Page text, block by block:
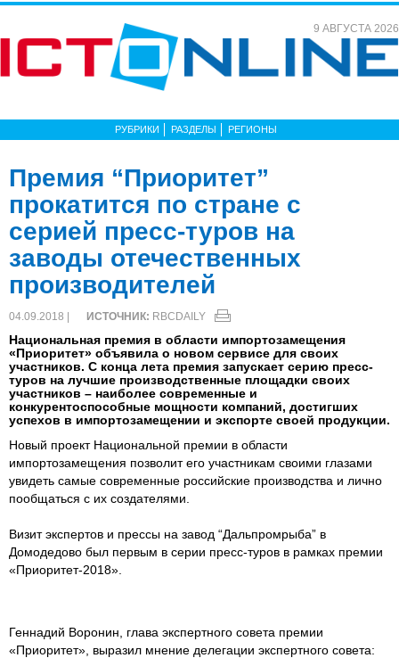
9 АВГУСТА 2026
РУБРИКИ РАЗДЕЛЫ РЕГИОНЫ
Премия “Приоритет”
прокатится по стране с
серией пресс-туров на
заводы отечественных
производителей
04.09.2018 | ИСТОЧНИК: RBCDAILY
Национальная премия в области импортозамещения
«Приоритет» объявила о новом сервисе для своих
участников. С конца лета премия запускает серию пресс-
туров на лучшие производственные площадки своих
участников – наиболее современные и
конкурентоспособные мощности компаний, достигших
успехов в импортозамещении и экспорте своей продукции.
Новый проект Национальной премии в области
импортозамещения позволит его участникам своими глазами
увидеть самые современные российские производства и лично
пообщаться с их создателями.
Визит экспертов и прессы на завод “Дальпромрыба” в
Домодедово был первым в серии пресс-туров в рамках премии
«Приоритет-2018».
Геннадий Воронин, глава экспертного совета премии
«Приоритет», выразил мнение делегации экспертного совета: